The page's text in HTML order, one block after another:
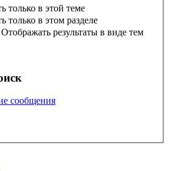
только в этой теме
только в этом разделе
Отображать результаты в виде тем
сообщения